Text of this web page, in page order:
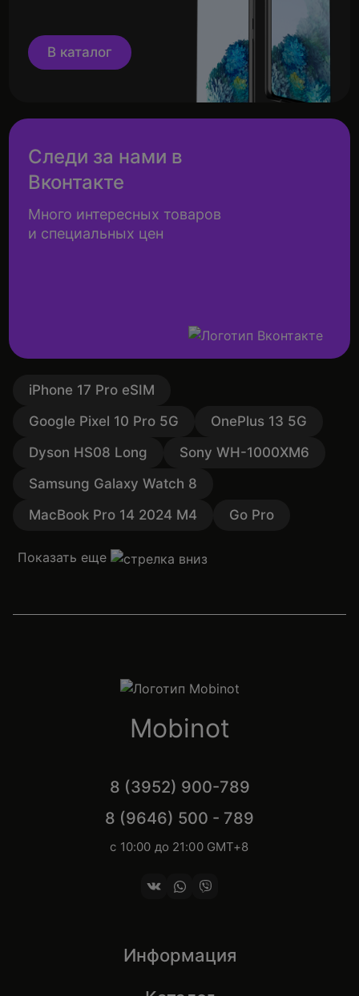
В каталог
Следи за нами в
Вконтакте
Много интересных товаров
и специальных цен
iPhone 17 Pro eSIM
Google Pixel 10 Pro 5G
OnePlus 13 5G
Dyson HS08 Long
Sony WH-1000XM6
Samsung Galaxy Watch 8
MacBook Pro 14 2024 M4
Go Pro
Показать еще
Mobinot
8 (3952) 900-789
8 (9646) 500 - 789
с 10:00 до 21:00 GMT+8
Информация